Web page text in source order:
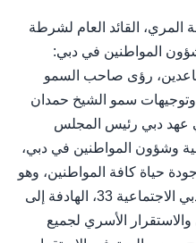
المري، القائد العام لشرطة
المواطنين في دبي:
رؤى صاحب السمو
سمو الشيخ حمدان
عهد دبي رئيس المجلس
وشؤون المواطنين في دبي،
حياة كافة المواطنين، وهو
ما يتوافق كذلك مع غايات أجندة دبي الاجتماعية 33، الهادفة إلى
الأسري لجميع